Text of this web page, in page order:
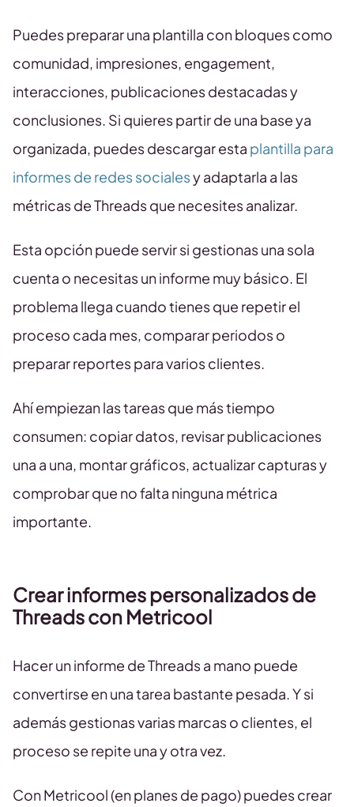
Puedes preparar una plantilla con bloques como
comunidad, impresiones, engagement,
interacciones, publicaciones destacadas y
conclusiones. Si quieres partir de una base ya
organizada, puedes descargar esta plantilla para
informes de redes socialesy adaptarla a las
métricas de Threads que necesites analizar.
Esta opción puede servir si gestionas una sola
cuenta o necesitas un informe muy básico. El
problema llega cuando tienes que repetir el
proceso cada mes, comparar periodos o
preparar reportes para varios clientes.
Ahí empiezan las tareas que más tiempo
consumen: copiar datos, revisar publicaciones
una a una, montar gráficos, actualizar capturas y
comprobar que no falta ninguna métrica
importante.
Crear informes personalizados de
Threads con Metricool
Hacer un informe de Threads a mano puede
convertirse en una tarea bastante pesada. Y si
además gestionas varias marcas o clientes, el
proceso se repite una y otra vez.
Con Metricool (en planes de pago) puedes crear